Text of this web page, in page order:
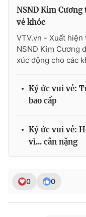
NSND Kim
vẻ khóc
VTV.vn - Xuất
NSND Kim Cương
xúc động cho các
Ký ức vui vẻ:
bao cấp
Ký ức vui vẻ:
vì... cân nặng
0 0